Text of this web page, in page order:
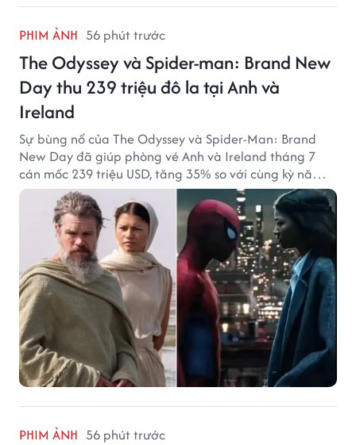
PHIM ẢNH 56 phút trước
The Odyssey và Spider-man: Brand New
Day thu 239 triệu đô la tại Anh và
Ireland
Sự bùng nổ của The Odyssey và Spider-Man: Brand
New Day đã giúp phòng vé Anh và Ireland tháng 7
cán mốc 239 triệu USD, tăng 35% so với cùng kỳ năm
ngoái.
PHIM ẢNH 56 phút trước